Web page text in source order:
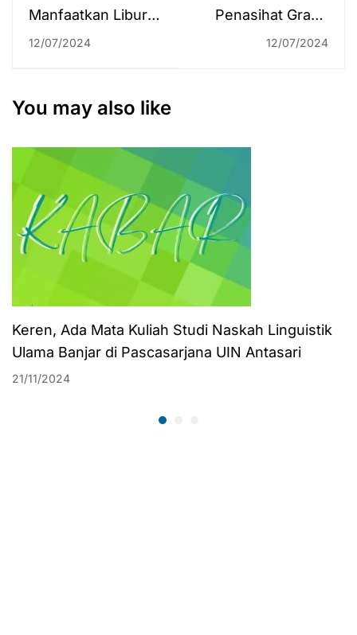
Manfaatkan Libur
Semester, UIN
Grafis hingga
12/07/2024
Penasihat Grand
Syaikh Al-Azhar
Perempuan di
12/07/2024
You may also like
Keren, Ada Mata Kuliah Studi Naskah Linguistik
Ulama Banjar di Pascasarjana UIN Antasari
21/11/2024